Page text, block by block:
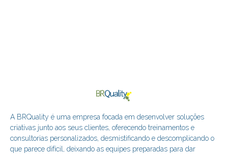
A BRQuality é uma empresa focada em desenvolver soluções
criativas junto aos seus clientes, oferecendo treinamentos e
consultorias personalizados, desmistificando e descomplicando o
que parece difícil, deixando as equipes preparadas para dar